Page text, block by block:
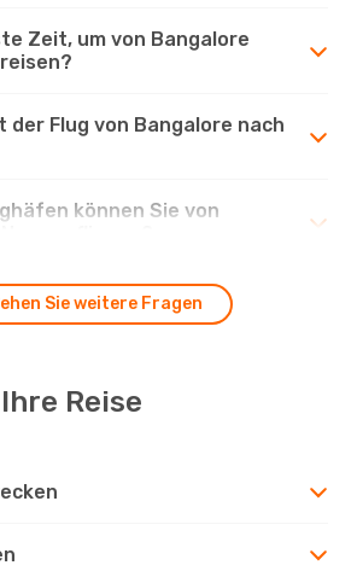
Zeit, um von Bangalore
der Flug von Bangalore nach
können Sie von
Sie weitere Fragen
Reise